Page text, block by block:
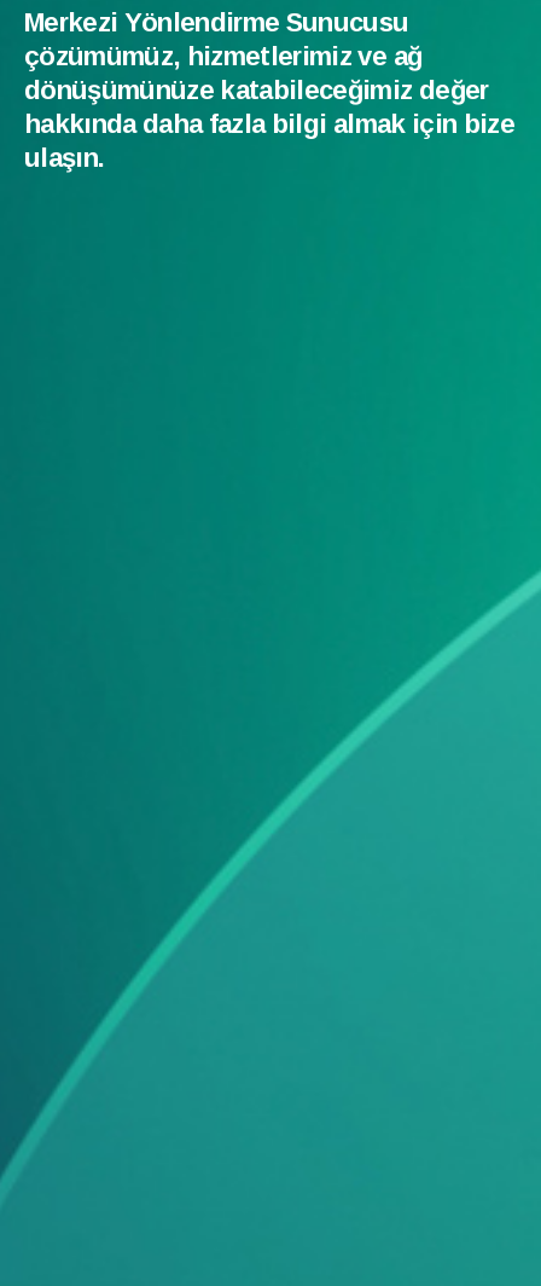
Merkezi Yönlendirme Sunucusu
çözümümüz, hizmetlerimiz ve ağ
dönüşümünüze katabileceğimiz değer
hakkında daha fazla bilgi almak için bize
ulaşın.